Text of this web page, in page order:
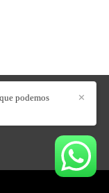
✕
podemos